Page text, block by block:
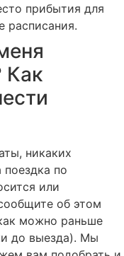
прибытия для
расписания.
Как
никаких
по
или
об этом
можно раньше
до выезда). Мы